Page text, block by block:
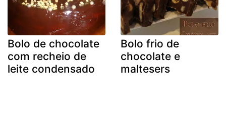
Bolo de chocolate
com recheio de
leite condensado
Bolo frio de
chocolate e
maltesers